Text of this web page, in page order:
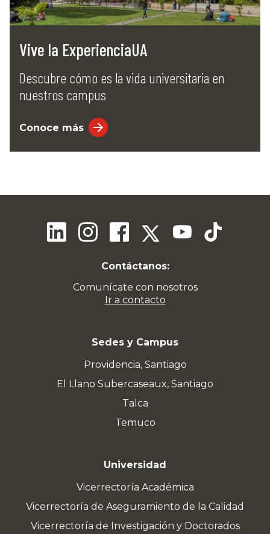
Vive la ExperienciaUA
Descubre cómo es la vida universitaria en
nuestros campus
Conoce más
Contáctanos:
Comunícate con nosotros
Ir a contacto
Sedes y Campus
Providencia, Santiago
El Llano Subercaseaux, Santiago
Talca
Temuco
Universidad
Vicerrectoría Académica
Vicerrectoría de Aseguramiento de la Calidad
Vicerrectoría de Investigación y Doctorados